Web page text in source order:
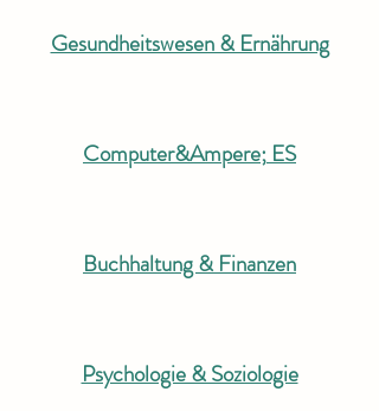
Gesundheitswesen & Ernährung
Computer&Ampere; ES
Buchhaltung & Finanzen
Psychologie & Soziologie